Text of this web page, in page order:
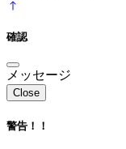
確認
メッセージ
Close
警告！！